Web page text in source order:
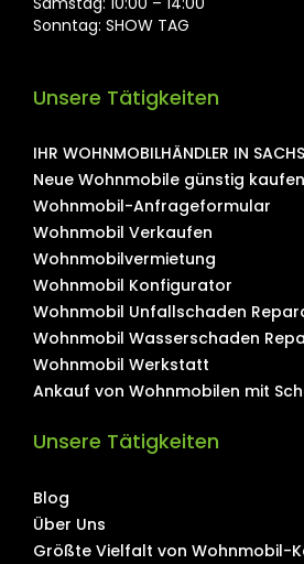
Sonntag: SHOW TAG
Unsere Tätigkeiten
IHR WOHNMOBILHÄNDLER IN
Neue Wohnmobile günstig kaufen
Wohnmobil-Anfrageformular
Wohnmobil Verkaufen
Wohnmobilvermietung
Wohnmobil Konfigurator
Wohnmobil Unfallschaden
Wohnmobil Wasserschaden
Wohnmobil Werkstatt
Ankauf von Wohnmobilen mit
Unsere Tätigkeiten
Blog
Über Uns
Größte Vielfalt von Wohnmobil-